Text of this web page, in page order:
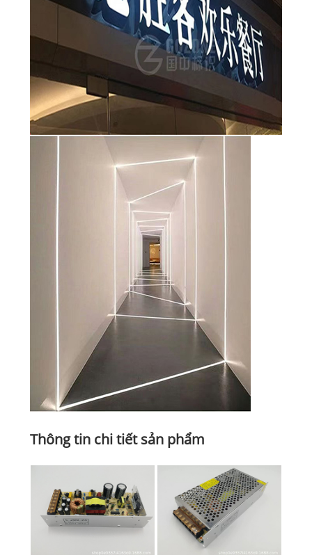
Thông tin chi tiết sản phẩm